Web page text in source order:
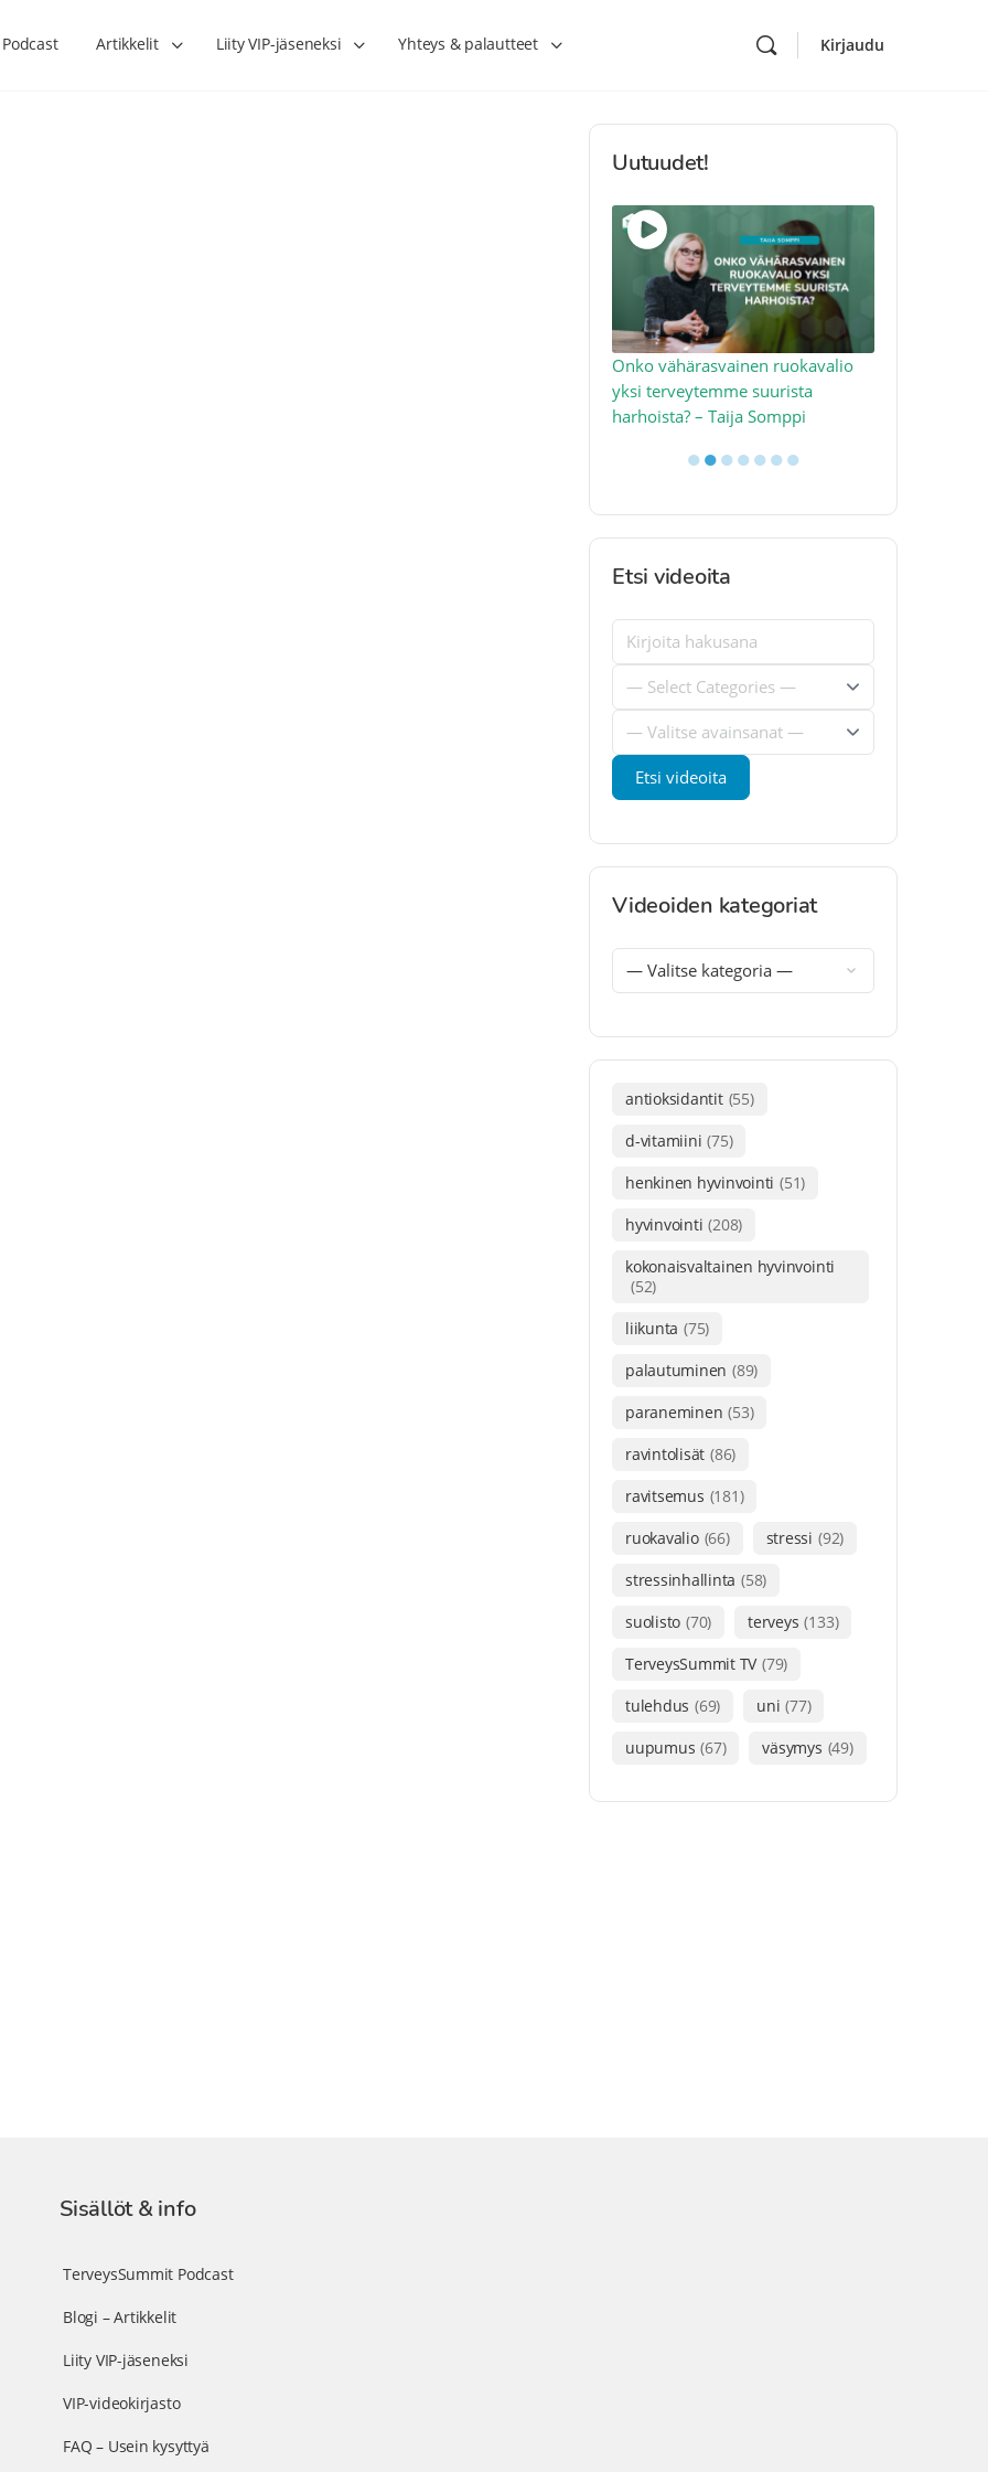
Podcast Artikkelit Liity VIP-jäseneksi Yhteys & palautteet Kirjaudu
Uutuudet!
Onko vähärasvainen ruokavalio
yksi terveytemme suurista
harhoista? – Taija Somppi
●●●●●●●
Etsi videoita
Videoiden kategoriat
antioksidantit (55)
d-vitamiini (75)
henkinen hyvinvointi (51)
hyvinvointi (208)
kokonaisvaltainen hyvinvointi
(52)
liikunta (75)
palautuminen (89)
paraneminen (53)
ravintolisät (86)
ravitsemus (181)
ruokavalio (66) stressi (92)
stressinhallinta (58)
suolisto (70) terveys (133)
TerveysSummit TV (79)
tulehdus (69) uni (77)
uupumus (67) väsymys (49)
Sisällöt & info
TerveysSummit Podcast
Blogi – Artikkelit
Liity VIP-jäseneksi
VIP-videokirjasto
FAQ – Usein kysyttyä